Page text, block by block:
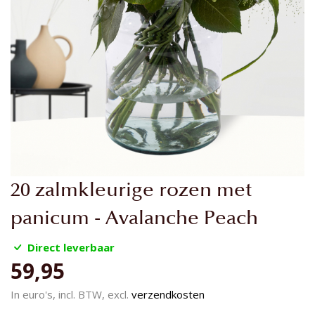
20 zalmkleurige rozen met
panicum - Avalanche Peach
Direct leverbaar
59,95
In euro's, incl. BTW, excl. verzendkosten
Ga
naar
het
begin
van
de
afbeeldingen-
gallerij